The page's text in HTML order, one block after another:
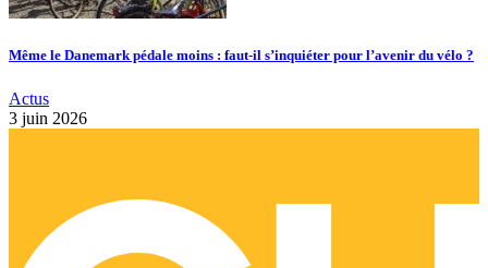
Même le Danemark pédale moins : faut-il s’inquiéter pour l’avenir du vélo ?
Actus
3 juin 2026